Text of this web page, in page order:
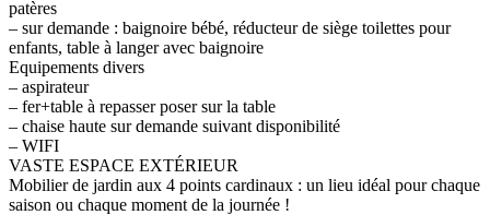
patères
– sur demande : baignoire bébé, réducteur de siège toilettes pour
enfants, table à langer avec baignoire
Equipements divers
– aspirateur
– fer+table à repasser poser sur la table
– chaise haute sur demande suivant disponibilité
– WIFI
VASTE ESPACE EXTÉRIEUR
Mobilier de jardin aux 4 points cardinaux : un lieu idéal pour chaque
saison ou chaque moment de la journée !